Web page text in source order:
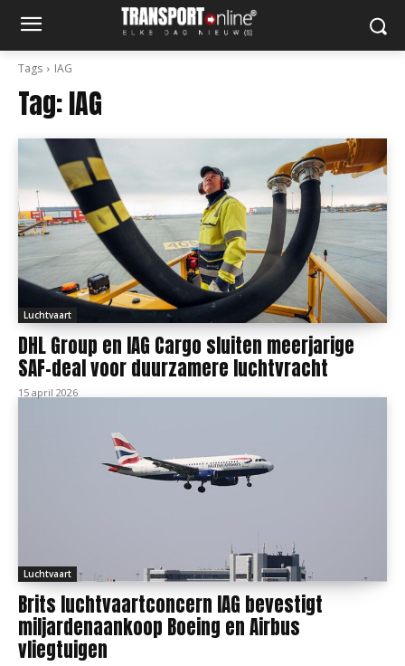
Tags IAG
Tag:IAG
Luchtvaart
DHL Group en IAG Cargo sluiten meerjarige
SAF-deal voor duurzamere luchtvracht
15 april 2026
Luchtvaart
Brits luchtvaartconcern IAG bevestigt
miljardenaankoop Boeing en Airbus
vliegtuigen